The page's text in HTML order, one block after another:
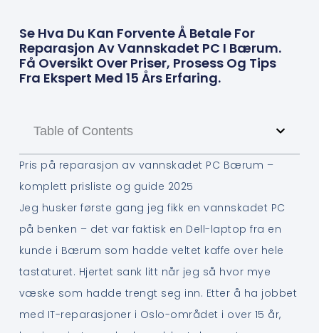
Se Hva Du Kan Forvente Å Betale For
Reparasjon Av Vannskadet PC I Bærum.
Få Oversikt Over Priser, Prosess Og Tips
Fra Ekspert Med 15 Års Erfaring.
Table of Contents
Pris på reparasjon av vannskadet PC Bærum –
komplett prisliste og guide 2025
Jeg husker første gang jeg fikk en vannskadet PC
på benken – det var faktisk en Dell-laptop fra en
kunde i Bærum som hadde veltet kaffe over hele
tastaturet. Hjertet sank litt når jeg så hvor mye
væske som hadde trengt seg inn. Etter å ha jobbet
med IT-reparasjoner i Oslo-området i over 15 år,